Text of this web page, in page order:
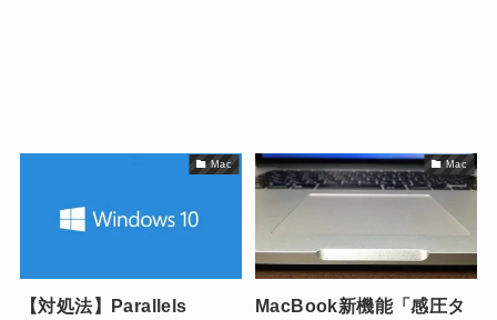
Mac
【対処法】Parallels
Mac
MacBook新機能「感圧タ